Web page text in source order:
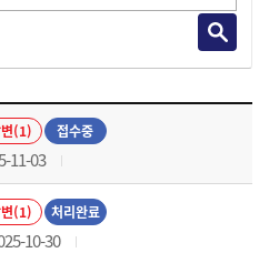
(1) 접수중
11-03
(1) 처리완료
10-30